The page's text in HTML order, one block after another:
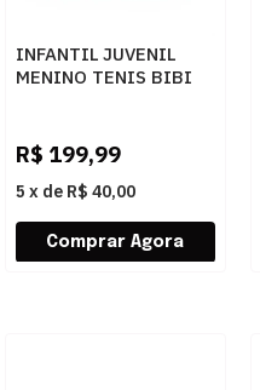
INFANTIL JUVENIL
MENINO TENIS BIBI
R$ 199,99
5 x de R$ 40,00